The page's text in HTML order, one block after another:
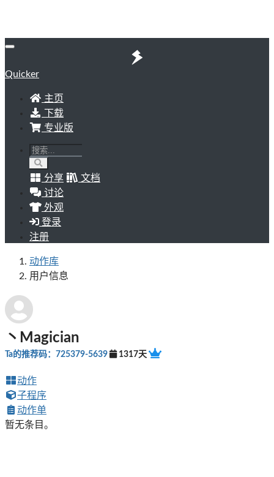
Quicker
主页
下载
专业版
分享
文档
讨论
外观
登录
注册
动作库
用户信息
丶Magician
Ta的推荐码：725379-5639 1317天
动作
子程序
动作单
暂无条目。